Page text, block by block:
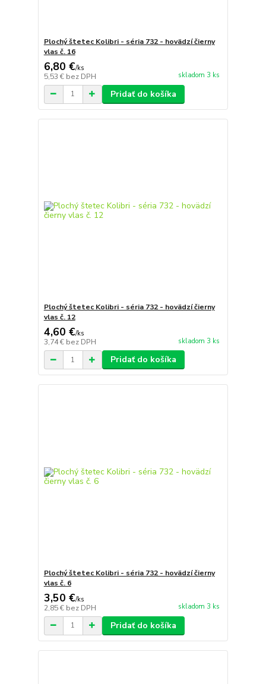
Plochý štetec Kolibri - séria 732 - hovädzí čierny
vlas č. 16
6,80 €/ks
5,53 € bez DPH skladom 3 ks
Pridať do košíka
Plochý štetec Kolibri - séria 732 - hovädzí čierny
vlas č. 12
4,60 €/ks
3,74 € bez DPH skladom 3 ks
Pridať do košíka
Plochý štetec Kolibri - séria 732 - hovädzí čierny
vlas č. 6
3,50 €/ks
2,85 € bez DPH skladom 3 ks
Pridať do košíka